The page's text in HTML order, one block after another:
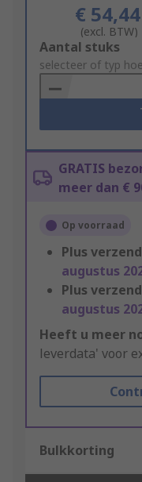
€ 54,44
(excl. BTW)
Add
to
Basket
Aantal stuks
selecteer of typ
GRATIS
meer dan €
Op voorraad
Plus
augustus
Plus
augustus
Heeft u meer
leverdata' voor
Bulkkorting